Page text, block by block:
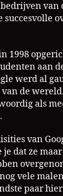
bedrijven van
1998
aan
werd al
de
als
van
dat ze
vele
paar